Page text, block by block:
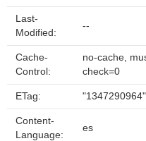
Last-
Modified:
--
Cache-
Control:
no-cache,
check=0
ETag: "1347290964"
Content-
Language:
es